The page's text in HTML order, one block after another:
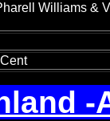
Williams &
-